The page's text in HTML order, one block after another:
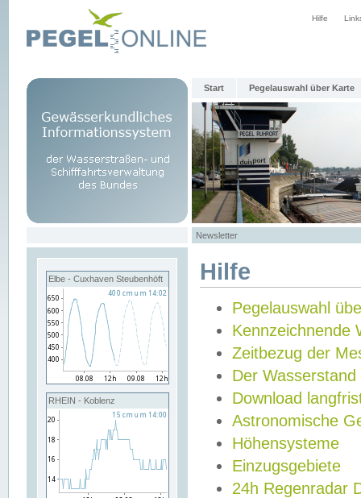
Hilfe
Start Pegelauswahl über Karte
Newsletter
Elbe - Cuxhaven Steubenhöft
RHEIN - Koblenz
Hilfe
Pegelauswahl
Kennzeichnende
Zeitbezug der
Der Wasserstand
Download
Astronomische
Höhensysteme
Einzugsgebiete
24h Regenradar